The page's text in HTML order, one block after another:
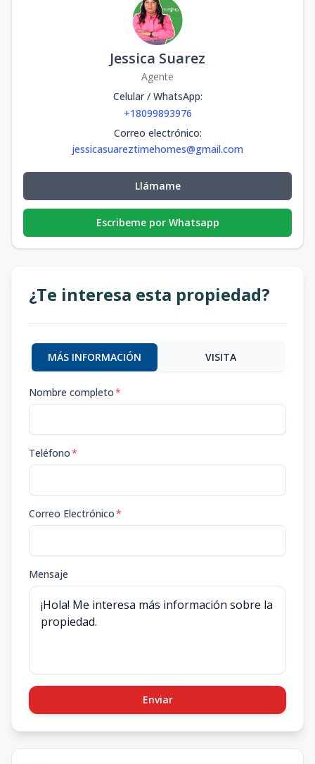
Jessica Suarez
Agente
Celular / WhatsApp:
+18099893976
Correo electrónico:
jessicasuareztimehomes@gmail.com
Llámame
Escribeme por Whatsapp
¿Te interesa esta propiedad?
MÁS INFORMACIÓN VISITA
Nombre completo*
Teléfono*
Correo Electrónico*
Mensaje
Enviar